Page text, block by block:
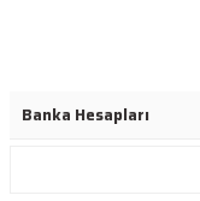
Banka Hesapları